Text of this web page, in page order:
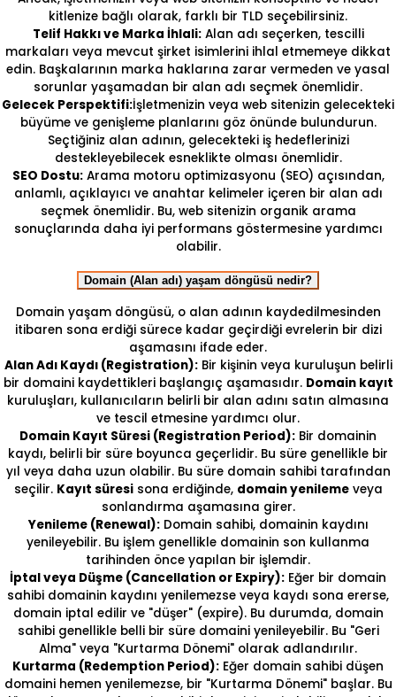
kitlenize bağlı olarak, farklı bir TLD seçebilirsiniz.
Telif Hakkı ve Marka İhlali:Alan adı seçerken, tescilli
markaları veya mevcut şirket isimlerini ihlal etmemeye dikkat
edin. Başkalarının marka haklarına zarar vermeden ve yasal
sorunlar yaşamadan bir alan adı seçmek önemlidir.
Gelecek Perspektifi:İşletmenizin veya web sitenizin gelecekteki
büyüme ve genişleme planlarını göz önünde bulundurun.
Seçtiğiniz alan adının, gelecekteki iş hedeflerinizi
destekleyebilecek esneklikte olması önemlidir.
SEO Dostu:Arama motoru optimizasyonu (SEO) açısından,
anlamlı, açıklayıcı ve anahtar kelimeler içeren bir alan adı
seçmek önemlidir. Bu, web sitenizin organik arama
sonuçlarında daha iyi performans göstermesine yardımcı
olabilir.
Domain (Alan adı) yaşam döngüsü nedir?
Domain yaşam döngüsü, o alan adının kaydedilmesinden
itibaren sona erdiği sürece kadar geçirdiği evrelerin bir dizi
aşamasını ifade eder.
Alan Adı Kaydı (Registration):Bir kişinin veya kuruluşun belirli
bir domaini kaydettikleri başlangıç aşamasıdır. Domain kayıt
kuruluşları, kullanıcıların belirli bir alan adını satın almasına
ve tescil etmesine yardımcı olur.
Domain Kayıt Süresi (Registration Period): Bir domainin
kaydı, belirli bir süre boyunca geçerlidir. Bu süre genellikle bir
yıl veya daha uzun olabilir. Bu süre domain sahibi tarafından
seçilir. Kayıt süresisona erdiğinde, domain yenilemeveya
sonlandırma aşamasına girer.
Yenileme (Renewal):Domain sahibi, domainin kaydını
yenileyebilir. Bu işlem genellikle domainin son kullanma
tarihinden önce yapılan bir işlemdir.
İptal veya Düşme (Cancellation or Expiry): Eğer bir domain
sahibi domainin kaydını yenilemezse veya kaydı sona ererse,
domain iptal edilir ve "düşer" (expire). Bu durumda, domain
sahibi genellikle belli bir süre domaini yenileyebilir. Bu "Geri
Alma" veya "Kurtarma Dönemi" olarak adlandırılır.
Kurtarma (Redemption Period): Eğer domain sahibi düşen
domaini hemen yenilemezse, bir "Kurtarma Dönemi" başlar. Bu